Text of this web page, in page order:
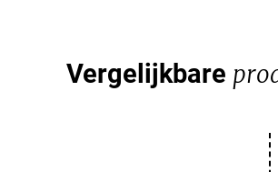
Vergelijkbare